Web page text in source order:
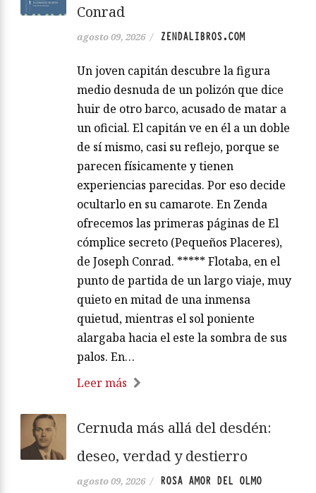
Conrad
agosto 09, 2026 / ZENDALIBROS.COM
Un joven capitán descubre la figura
medio desnuda de un polizón que dice
huir de otro barco, acusado de matar a
un oficial. El capitán ve en él a un doble
de sí mismo, casi su reflejo, porque se
parecen físicamente y tienen
experiencias parecidas. Por eso decide
ocultarlo en su camarote. En Zenda
ofrecemos las primeras páginas de El
cómplice secreto (Pequeños Placeres),
de Joseph Conrad. ***** Flotaba, en el
punto de partida de un largo viaje, muy
quieto en mitad de una inmensa
quietud, mientras el sol poniente
alargaba hacia el este la sombra de sus
palos. En…
Leer más
Cernuda más allá del desdén:
deseo, verdad y destierro
agosto 09, 2026 / ROSA AMOR DEL OLMO